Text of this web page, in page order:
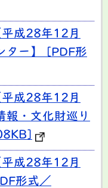
成28年12月
ター】 [PDF形
成28年12月
報・文化財巡り
成28年12月
形式／